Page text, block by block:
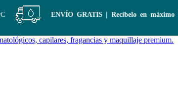
ENVÍO GRATIS | Recíbelo en máximo 24